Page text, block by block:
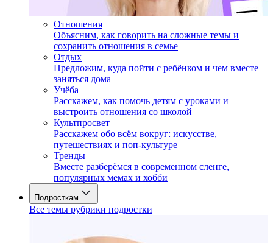
Отношения
Объясним, как говорить на сложные темы и
сохранить отношения в семье
Отдых
Предложим, куда пойти с ребёнком и чем вместе
заняться дома
Учёба
Расскажем, как помочь детям с уроками и
выстроить отношения со школой
Культпросвет
Расскажем обо всём вокруг: искусстве,
путешествиях и поп-культуре
Тренды
Вместе разберёмся в современном сленге,
популярных мемах и хобби
Подросткам
Все темы рубрики подростки